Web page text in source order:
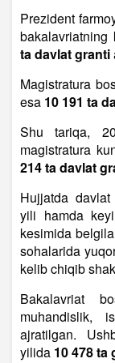
Prezident
bakalavriatning
ta davlat granti
Magistratura
esa 10 191 ta
Shu tariqa,
magistratura
214 ta davlat
Hujjatda davlat
yili hamda
kesimida
sohalarida
kelib chiqib
Bakalavriat
muhandislik,
ajratilgan.
yilida 10 478 ta